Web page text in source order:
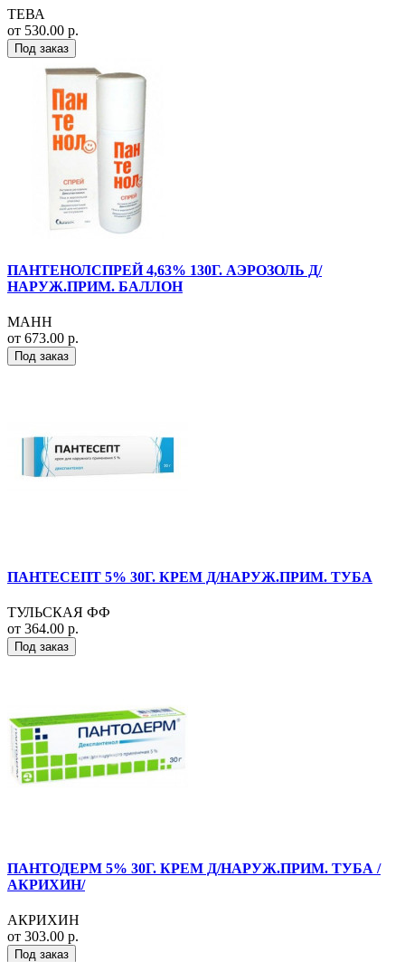
ТЕВА
от 530.00 р.
Под заказ
ПАНТЕНОЛСПРЕЙ 4,63% 130Г. АЭРОЗОЛЬ Д/
НАРУЖ.ПРИМ. БАЛЛОН
МАНН
от 673.00 р.
Под заказ
ПАНТЕСЕПТ 5% 30Г. КРЕМ Д/НАРУЖ.ПРИМ. ТУБА
ТУЛЬСКАЯ ФФ
от 364.00 р.
Под заказ
ПАНТОДЕРМ 5% 30Г. КРЕМ Д/НАРУЖ.ПРИМ. ТУБА /
АКРИХИН/
АКРИХИН
от 303.00 р.
Под заказ